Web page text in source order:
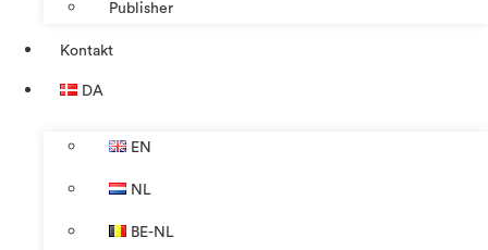
Publisher
Kontakt
DA
EN
NL
BE-NL